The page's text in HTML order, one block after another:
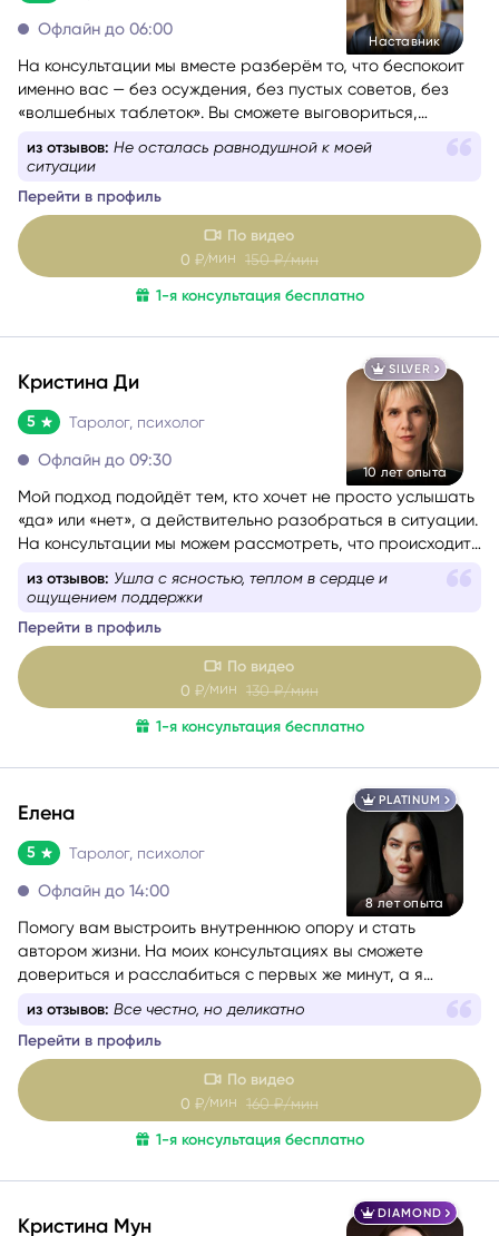
Наставник
5 Таролог
Офлайн до 06:00
На консультации мы вместе разберём то, что беспокоит
именно вас — без осуждения, без пустых советов, без
«волшебных таблеток». Вы сможете выговориться,
услышать себя и понять, куда двигаться дальше. Если вам
сейчас тяжело, тревожно или вы просто запутались — я
помогу вам вернуть внутреннюю опору и увидеть дорогу
вперёд.
Моя задача — мягко и бережно провести вас сквозь
сомнения, страхи и переживания, чтобы вы снова
себе.
ситуации
Перейти в профиль
По видео
0 ₽/мин150 ₽/мин
SILVER
10 лет опыта
Кристина Ди
5 Таролог, психолог
Офлайн до 09:30
Мой подход подойдёт тем, кто хочет не просто услышать
«да» или «нет», а действительно разобраться в ситуации.
На консультации мы можем рассмотреть, что происходит
сейчас, какие скрытые факторы влияют на события,
каковы намерения и чувства других людей, какие
перспективы возможны, какие риски стоит учитывать и
какой путь может быть наиболее благоприятным именно
для вас.
ощущением поддержки
Перейти в профиль
По видео
0 ₽/мин130 ₽/мин
PLATINUM
8 лет опыта
Елена
5 Таролог, психолог
Офлайн до 14:00
Помогу вам выстроить внутреннюю опору и стать
автором жизни. На моих консультациях вы сможете
довериться и расслабиться с первых же минут, а я
постараюсь сделать даже самые короткие встречи
максимально полезными.
из отзывов: Все честно, но деликатно
Перейти в профиль
По видео
0 ₽/мин160 ₽/мин